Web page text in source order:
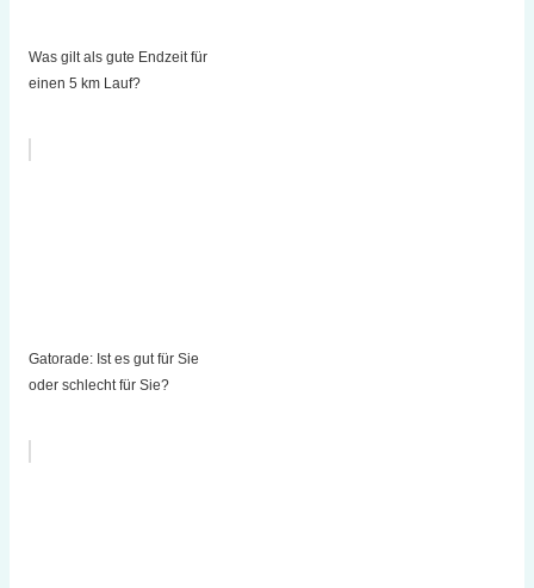
Was gilt als gute Endzeit für
einen 5 km Lauf?
Gatorade: Ist es gut für Sie
oder schlecht für Sie?